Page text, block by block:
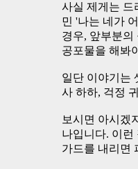
사실 제게는 드
민 '나는 네가
경우, 앞부분의
공포물을 해봐
일단 이야기는
사 하하, 걱정
보시면 아시겠
나입니다. 이런
가드를 내리면